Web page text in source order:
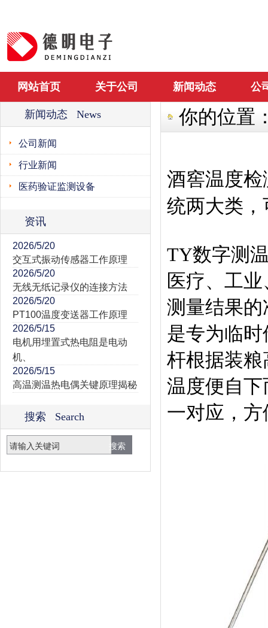
网站首页 关于公司 新闻动态 公
新闻动态 News
公司新闻
行业新闻
医药验证监测设备
资讯
2026/5/20
交互式振动传感器工作原理
2026/5/20
无线无纸记录仪的连接方法
2026/5/20
PT100温度变送器工作原理
2026/5/15
电机用埋置式热电阻是电动
机、
2026/5/15
高温测温热电偶关键原理揭秘
搜索 Search
你的位置
酒窖温度
统‌两大类
TY数字测
医疗、工
测量结果
是专为临
杆根据装
温度便自
一对应，